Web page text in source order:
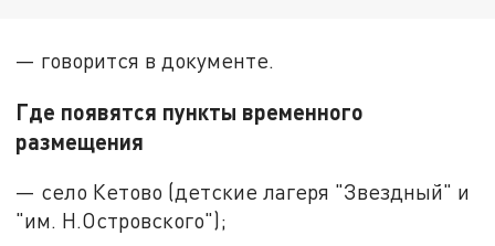
— говорится в документе.
Где появятся пункты временного
размещения
— село Кетово (детские лагеря "Звездный" и
"им. Н.Островского");